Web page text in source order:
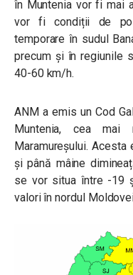
în Muntenia vor fi mai
vor fi condiții de
temporare în sudul
precum și în regiunile
40-60 km/h.
ANM a emis un Cod
Muntenia, cea mai
Maramureșului.
și până mâine
se vor situa între -19
valori în nordul